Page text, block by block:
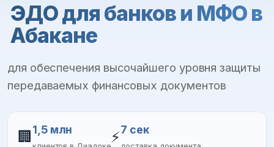
ЭДО для банков и МФО в
Абакане
для обеспечения высочайшего уровня защиты
передаваемых финансовых документов
🏢 1,5 млн ⚡7 сек